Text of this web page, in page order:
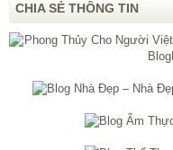
CHIA SẺ THÔNG TIN